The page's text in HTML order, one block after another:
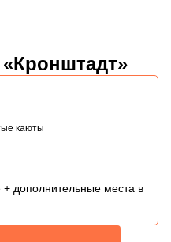
каюты
+ дополнительные места в